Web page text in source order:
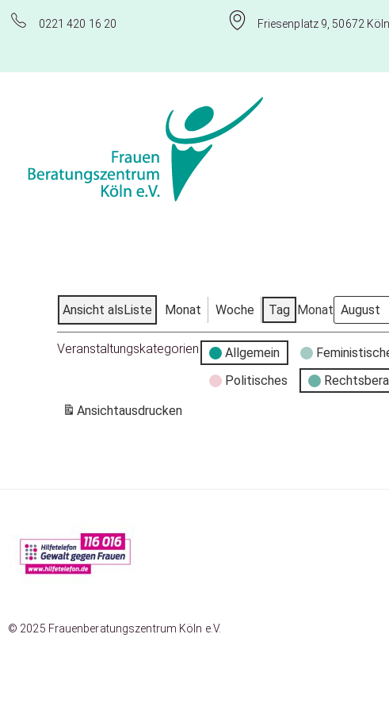
0221 420 16 20 Friesenplatz 9, 50672 Köln
Ansicht alsListe Monat Woche Tag Monat
Veranstaltungskategorien Allgemein
Politisches
Ansichtausdrucken
© 2025 Frauenberatungszentrum Köln e.V.